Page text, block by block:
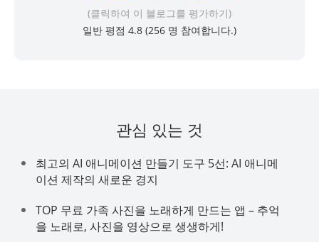
(클릭하여 이 블로그를 평가하기)
일반 평점 4.8 (256 명 참여합니다.)
관심 있는 것
최고의 AI 애니메이션 만들기 도구 5선: AI 애니메
이션 제작의 새로운 경지
TOP 무료 가족 사진을 노래하게 만드는 앱 – 추억
을 노래로, 사진을 영상으로 생생하게!